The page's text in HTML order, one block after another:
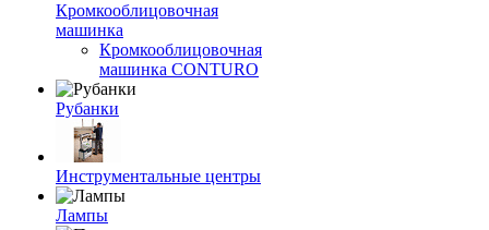
Кромкооблицовочная
машинка
Кромкооблицовочная
машинка CONTURO
Рубанки
Инструментальные центры
Лампы